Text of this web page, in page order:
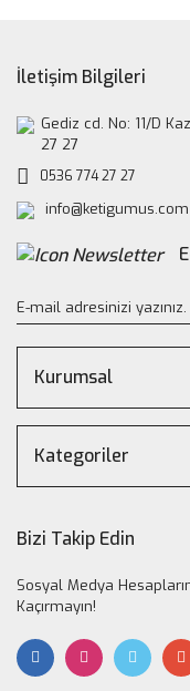
İletişim Bilgileri
Gediz cd. No: 11/D
27 27
0536 774 27 27
info@ketigumus.com
Kurumsal
Kategoriler
Bizi Takip Edin
Sosyal Medya
Kaçırmayın!